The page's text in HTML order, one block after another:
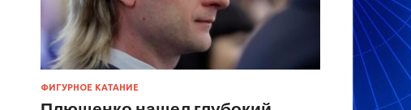
ФИГУРНОЕ КАТАНИЕ